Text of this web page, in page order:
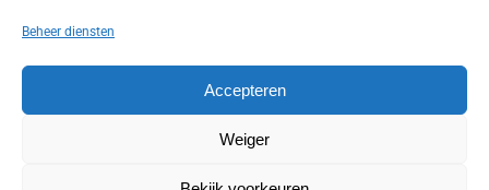
Beheer diensten
Accepteren
Weiger